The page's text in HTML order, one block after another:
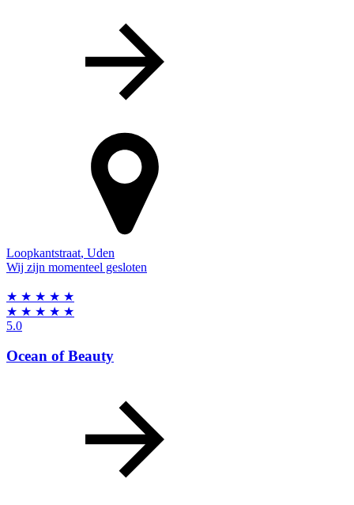
Loopkantstraat, Uden
Wij zijn momenteel gesloten
★ ★ ★ ★ ★
★ ★ ★ ★ ★
5.0
Ocean of Beauty